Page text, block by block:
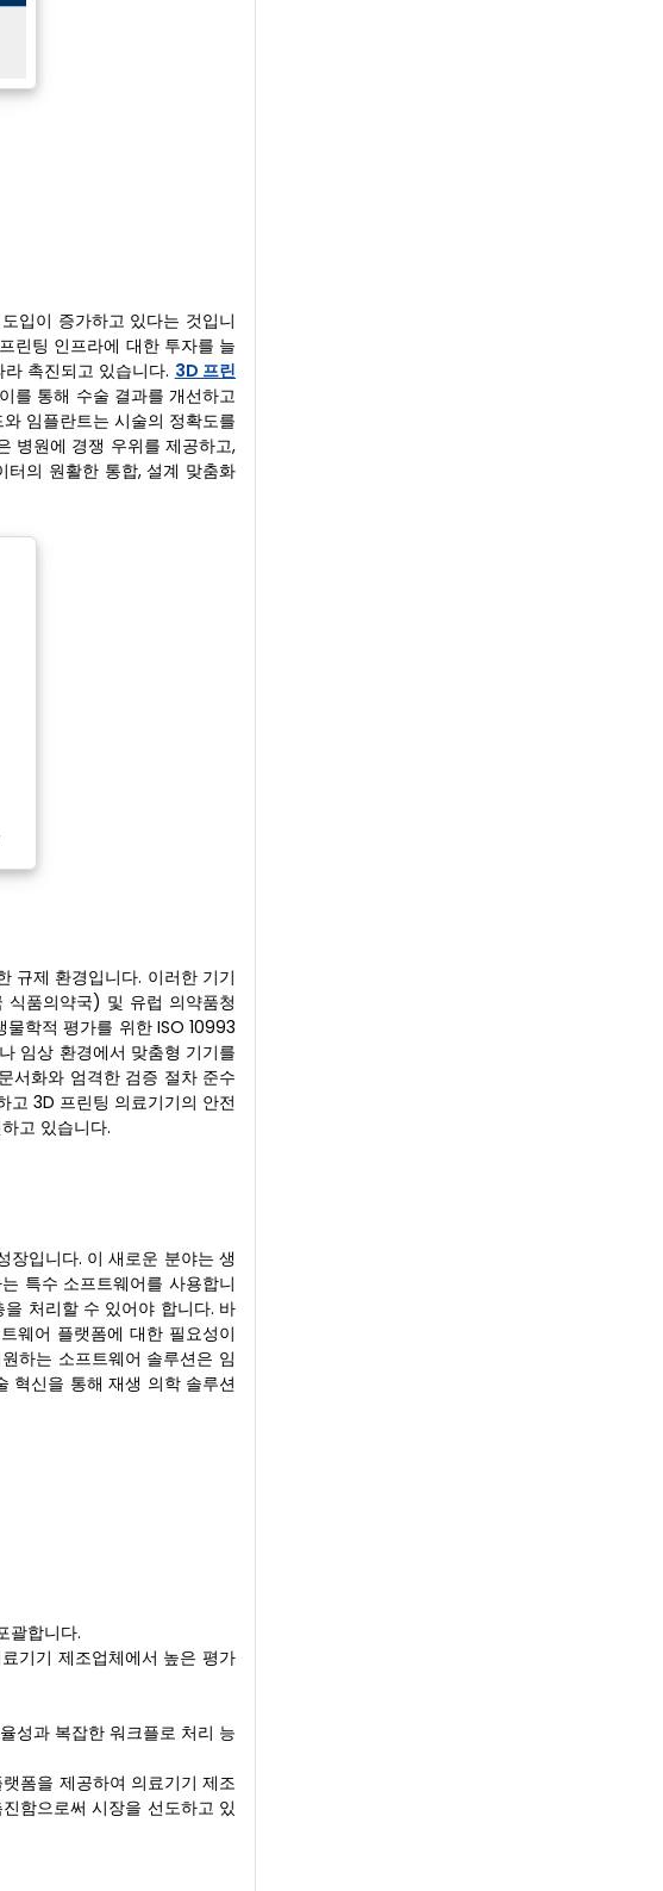
입이 증가하고 있다는 것입니
린팅 인프라에 대한 투자를 늘
촉진되고 있습니다. 3D 프린
를 통해 수술 결과를 개선하고
임플란트는 시술의 정확도를
병원에 경쟁 우위를 제공하고,
터의 원활한 통합, 설계 맞춤화
규제 환경입니다. 이러한 기기
품의약국) 및 유럽 의약품청
학적 평가를 위한 ISO 10993
임상 환경에서 맞춤형 기기를
서화와 엄격한 검증 절차 준수
고 3D 프린팅 의료기기의 안전
고 있습니다.
입니다. 이 새로운 분야는 생
특수 소프트웨어를 사용합니
처리할 수 있어야 합니다. 바
웨어 플랫폼에 대한 필요성이
하는 소프트웨어 솔루션은 임
혁신을 통해 재생 의학 솔루션
괄합니다.
기기 제조업체에서 높은 평가
성과 복잡한 워크플로 처리 능
폼을 제공하여 의료기기 제조
함으로써 시장을 선도하고 있